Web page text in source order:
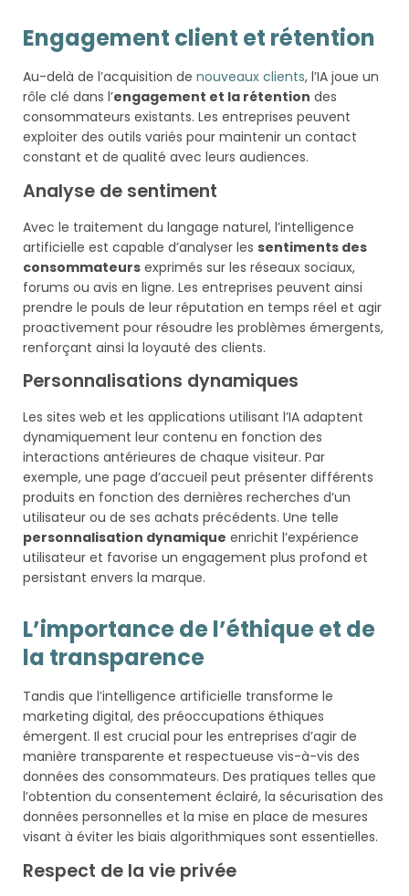
Engagement client et rétention
Au-delà de l’acquisition de nouveaux clients, l’IA joue un
rôle clé dans l’engagement et la rétention des
consommateurs existants. Les entreprises peuvent
exploiter des outils variés pour maintenir un contact
constant et de qualité avec leurs audiences.
Analyse de sentiment
Avec le traitement du langage naturel, l’intelligence
artificielle est capable d’analyser les sentiments des
consommateurs exprimés sur les réseaux sociaux,
forums ou avis en ligne. Les entreprises peuvent ainsi
prendre le pouls de leur réputation en temps réel et agir
proactivement pour résoudre les problèmes émergents,
renforçant ainsi la loyauté des clients.
Personnalisations dynamiques
Les sites web et les applications utilisant l’IA adaptent
dynamiquement leur contenu en fonction des
interactions antérieures de chaque visiteur. Par
exemple, une page d’accueil peut présenter différents
produits en fonction des dernières recherches d’un
utilisateur ou de ses achats précédents. Une telle
personnalisation dynamique enrichit l’expérience
utilisateur et favorise un engagement plus profond et
persistant envers la marque.
L’importance de l’éthique et de
la transparence
Tandis que l’intelligence artificielle transforme le
marketing digital, des préoccupations éthiques
émergent. Il est crucial pour les entreprises d’agir de
manière transparente et respectueuse vis-à-vis des
données des consommateurs. Des pratiques telles que
l’obtention du consentement éclairé, la sécurisation des
données personnelles et la mise en place de mesures
visant à éviter les biais algorithmiques sont essentielles.
Respect de la vie privée